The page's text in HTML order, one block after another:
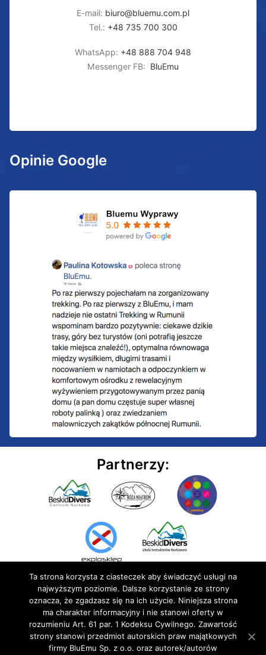
E-mail: biuro@bluemu.com.pl
Tel.: +48 735 700 300
WhatsApp: +48 888 704 948
Messenger FB: BluEmu
Opinie Google
Partnerzy:
© 2020 BluEmu sp. z o.o. Wszelkie prawa zastrzeżone
Ta strona korzysta z ciasteczek aby świadczyć usługi na
najwyższym poziomie. Dalsze korzystanie ze strony
oznacza, że zgadzasz się na ich użycie. Niniejsza strona
ma charakter informacyjny i nie stanowi oferty w
rozumieniu Art. 61 par. 1 Kodeksu Cywilnego. Zawartość
strony stanowi przedmiot autorskich praw majątkowych
firmy BluEmu Sp. z o.o. oraz autorek/autorów